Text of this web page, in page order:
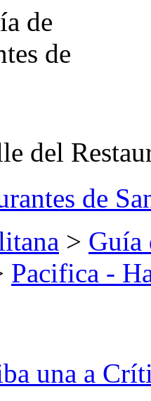
del
de
> Guía
Pacifica -
una a